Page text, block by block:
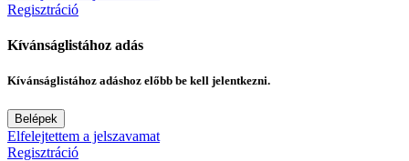
Regisztráció
Kívánságlistához adás
Kívánságlistához adáshoz előbb be kell jelentkezni.
Belépek
Elfelejtettem a jelszavamat
Regisztráció